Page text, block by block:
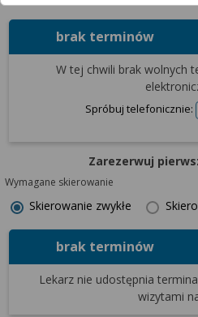
brak terminów
W tej chwili brak wolnych
Spróbuj telefonicznie:
Zarezerwuj
Wymagane skierowanie
Skierowanie zwykłe
brak terminów
Lekarz nie udostępnia
wizytami
analizy tego, w jaki
strony,
marketingu
tym reklam
udostępniania funkcji
Kliknij „Akceptuję i
wyrazić zgodę na
naszych partnerów
powyższych celach.
Pamiętaj, że wyrażenie
wyrażoną zgodę możesz w
możesz też wycofać zgodę
danych tylko w niektórych
dowiedzieć się więcej lub
konfigurację szczegółową,
za pomocą „Ustawień